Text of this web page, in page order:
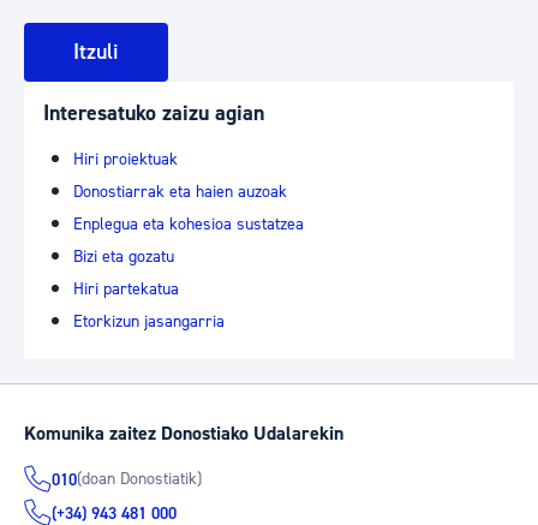
Itzuli
Interesatuko zaizu agian
Hiri proiektuak
Donostiarrak eta haien auzoak
Enplegua eta kohesioa sustatzea
Bizi eta gozatu
Hiri partekatua
Etorkizun jasangarria
Komunika zaitez Donostiako Udalarekin
010(doan Donostiatik)
(+34) 943 481 000